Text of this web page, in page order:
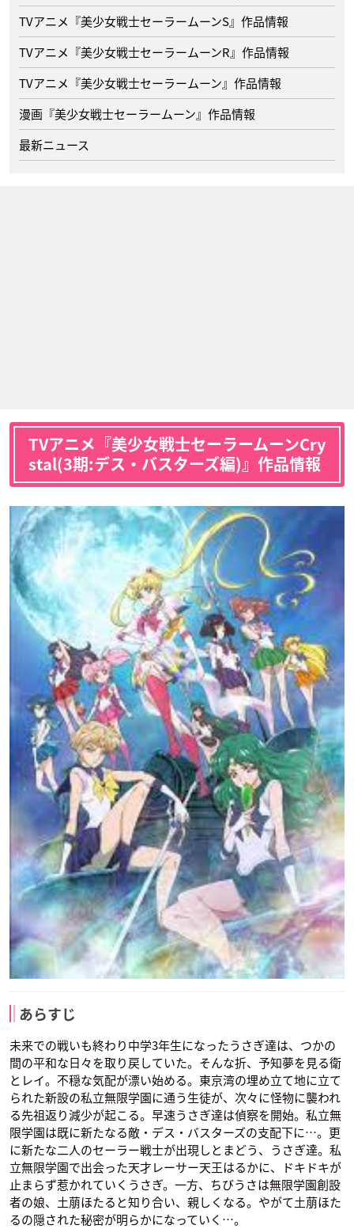
TVアニメ『美少女戦士セーラームーンS』作品情報
TVアニメ『美少女戦士セーラームーンR』作品情報
TVアニメ『美少女戦士セーラームーン』作品情報
漫画『美少女戦士セーラームーン』作品情報
最新ニュース
TVアニメ『美少女戦士セーラームーンCry
stal(3期:デス・バスターズ編)』作品情報
あらすじ
未来での戦いも終わり中学3年生になったうさぎ達は、つかの
間の平和な日々を取り戻していた。そんな折、予知夢を見る衛
とレイ。不穏な気配が漂い始める。東京湾の埋め立て地に立て
られた新設の私立無限学園に通う生徒が、次々に怪物に襲われ
る先祖返り減少が起こる。早速うさぎ達は偵察を開始。私立無
限学園は既に新たなる敵・デス・バスターズの支配下に…。更
に新たな二人のセーラー戦士が出現しとまどう、うさぎ達。私
立無限学園で出会った天才レーサー天王はるかに、ドキドキが
止まらず惹かれていくうさぎ。一方、ちびうさは無限学園創設
者の娘、土萠ほたると知り合い、親しくなる。やがて土萠ほた
るの隠された秘密が明らかになっていく…。